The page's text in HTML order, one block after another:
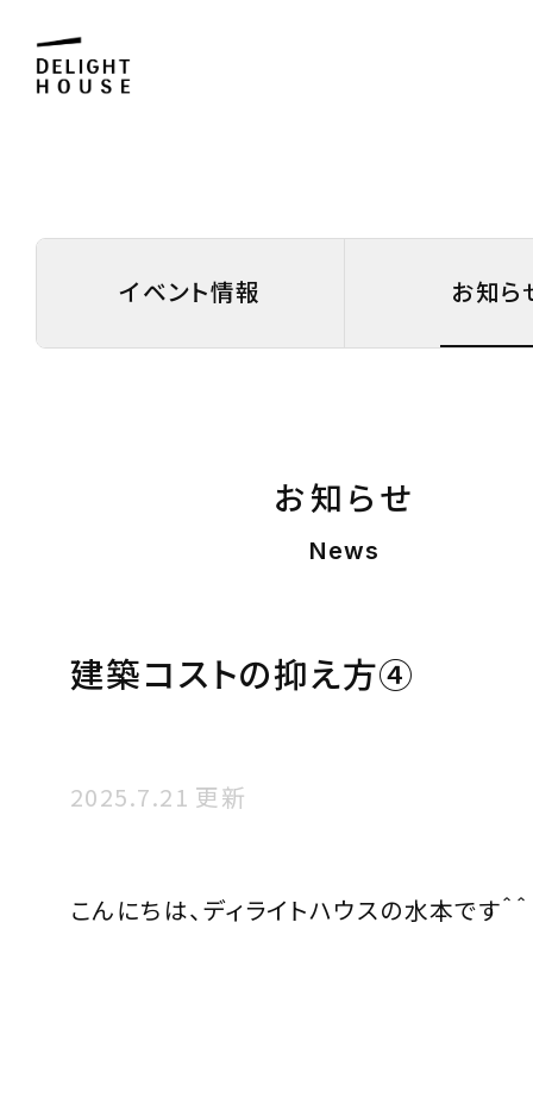
イベント情報 お知ら
お知らせ
News
建築コストの抑え方④
2025.7.21 更新
こんにちは、ディライトハウスの水本です＾＾